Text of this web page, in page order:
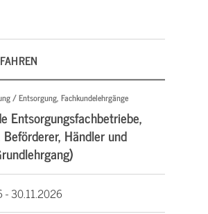
/ Entsorgung, Fachkundelehrgänge
Entsorgungsfachbetriebe,
Händler und
-30.11.2026